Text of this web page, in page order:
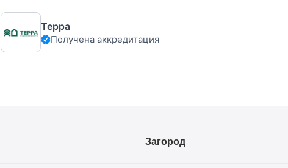
Терра
Получена аккредитация
Загород